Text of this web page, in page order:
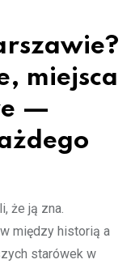
miejsca
—
że ją zna.
między historią a
starówek w